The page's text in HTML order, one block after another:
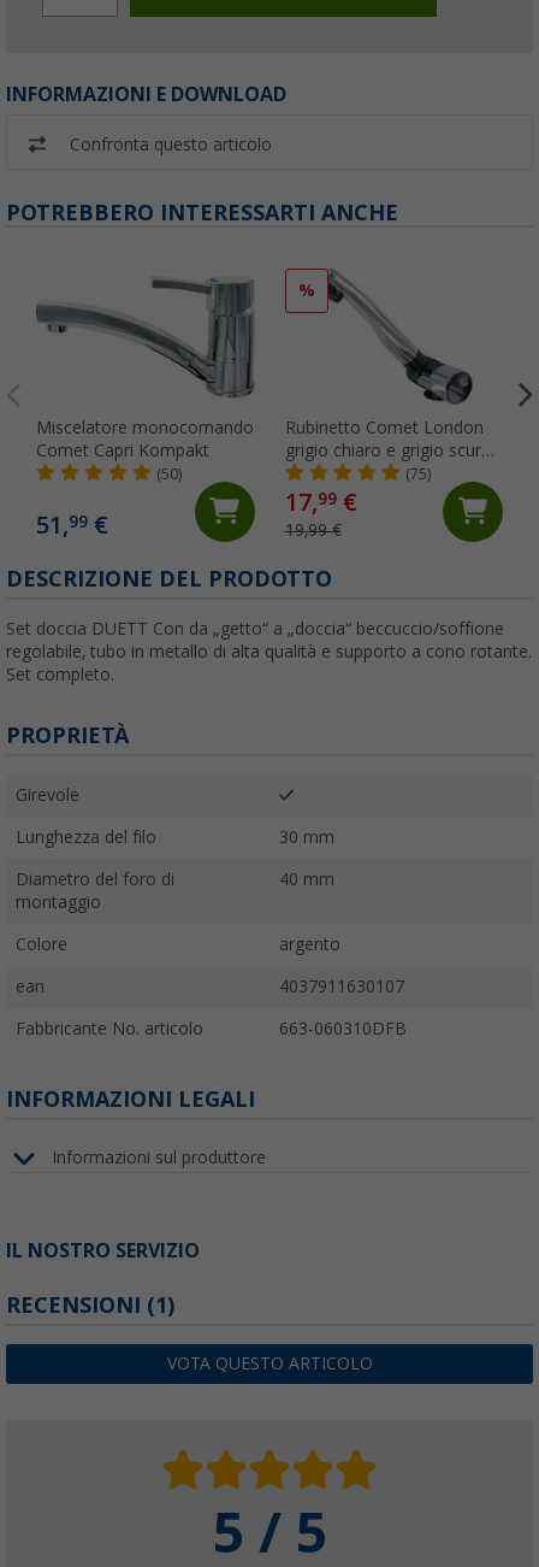
INFORMAZIONI E DOWNLOAD
Confronta questo articolo
POTREBBERO INTERESSARTI ANCHE
Miscelatore monocomando
Comet Capri Kompakt
(50)
51,99 €
%
Rubinetto Comet London
grigio chiaro e grigio scuro,
ribaltabile, con
microinterruttore, per
roulotte e camper, cromato
(75)
17,99€
19,99 €
DESCRIZIONE DEL PRODOTTO
Set doccia DUETT Con da „getto“ a „doccia“ beccuccio/soffione
regolabile, tubo in metallo di alta qualità e supporto a cono rotante.
Set completo.
PROPRIETÀ
Girevole
Lunghezza del filo 30 mm
Diametro del foro di
montaggio
40 mm
Colore argento
ean 4037911630107
Fabbricante No. articolo 663-060310DFB
INFORMAZIONI LEGALI
Informazioni sul produttore
IL NOSTRO SERVIZIO
RECENSIONI (1)
VOTA QUESTO ARTICOLO
5 / 5